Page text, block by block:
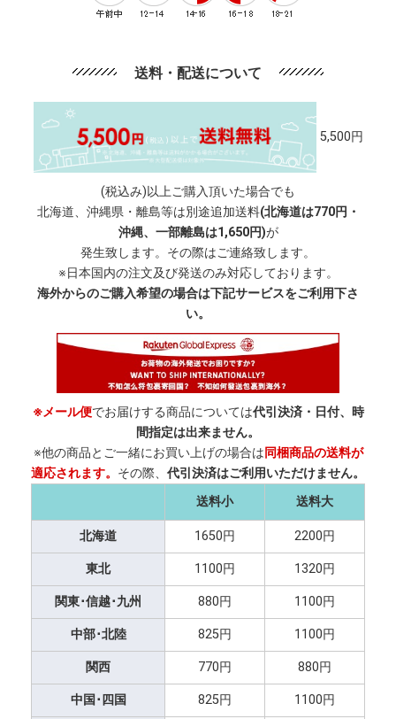
送料・配送について
5,500円
(税込み)以上ご購入頂いた場合でも
北海道、沖縄県・離島等は別途追加送料(北海道は770円・
沖縄、一部離島は1,650円)が
発生致します。その際はご連絡致します。
※日本国内の注文及び発送のみ対応しております。
海外からのご購入希望の場合は下記サービスをご利用下さ
い。
※メール便でお届けする商品については代引決済・日付、時
間指定は出来ません。
※他の商品とご一緒にお買い上げの場合は同梱商品の送料が
適応されます。 その際、 代引決済はご利用いただけません。
送料小
送料大
北海道 1650円 2200円
東北 1100円 1320円
関東･信越･九州 880円 1100円
中部･北陸 825円 1100円
関西 770円 880円
中国･四国 825円 1100円